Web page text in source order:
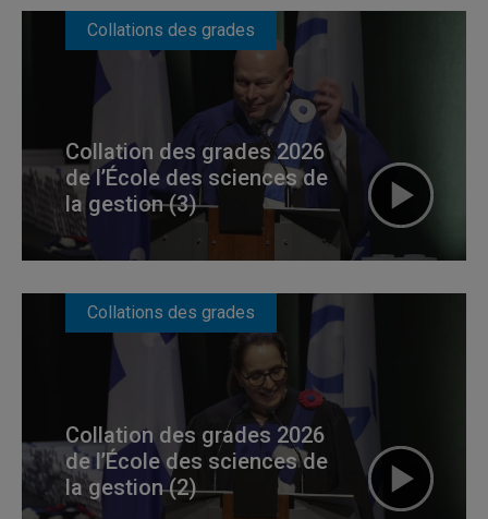
Collations des grades
Collation des grades 2026
de l’École des sciences de
la gestion (3)
Collations des grades
Collation des grades 2026
de l’École des sciences de
la gestion (2)